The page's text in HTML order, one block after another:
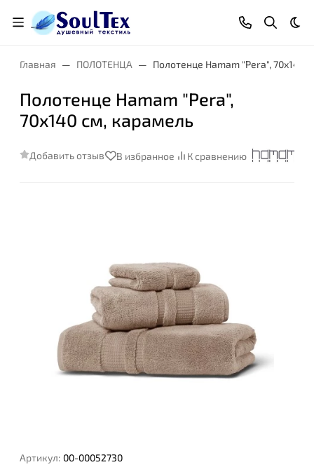
Главная ПОЛОТЕНЦА Полотенце Hamam "Pera", 70x140
Полотенце Hamam "Pera",
70x140 см, карамель
Добавить отзыв В избранное К сравнению
Артикул: 00-00052730